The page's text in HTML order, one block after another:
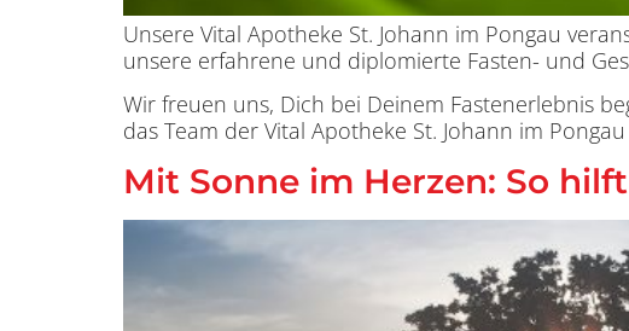
Unsere Vital Apotheke St. Johann im Pongau
unsere erfahrene und diplomierte Fasten- und
Wir freuen uns, Dich bei Deinem Fastenerlebnis
das Team der Vital Apotheke St. Johann im Pongau
Mit Sonne im Herzen: So